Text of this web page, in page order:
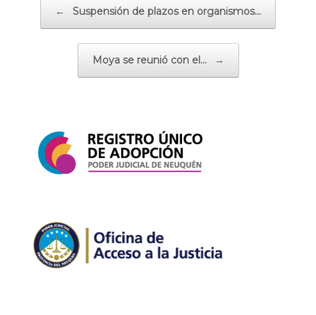
← Suspensión de plazos en organismos…
Moya se reunió con el… →